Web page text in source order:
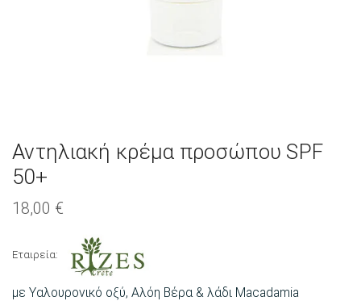
Αντηλιακή κρέμα προσώπου SPF
50+
18,00 €
Εταιρεία:
με Υαλουρονικό οξύ, Αλόη Βέρα & λάδι Macadamia